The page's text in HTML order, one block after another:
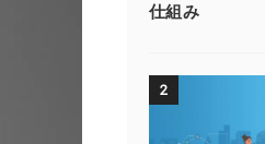
仕組み
2